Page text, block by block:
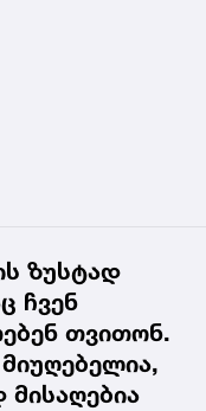
ზუსტად
ჩვენ
თვითონ.